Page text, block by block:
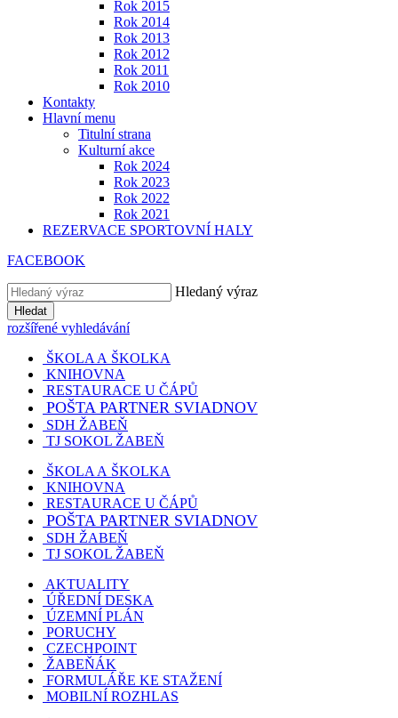
Rok 2015
Rok 2014
Rok 2013
Rok 2012
Rok 2011
Rok 2010
Kontakty
Hlavní menu
Titulní strana
Kulturní akce
Rok 2024
Rok 2023
Rok 2022
Rok 2021
REZERVACE SPORTOVNÍ HALY
FACEBOOK
Hledaný výraz
Hledat
rozšířené vyhledávání
ŠKOLA A ŠKOLKA
KNIHOVNA
RESTAURACE U ČÁPŮ
POŠTA PARTNER SVIADNOV
SDH ŽABEŇ
TJ SOKOL ŽABEŇ
ŠKOLA A ŠKOLKA
KNIHOVNA
RESTAURACE U ČÁPŮ
POŠTA PARTNER SVIADNOV
SDH ŽABEŇ
TJ SOKOL ŽABEŇ
AKTUALITY
ÚŘEDNÍ DESKA
ÚZEMNÍ PLÁN
PORUCHY
CZECHPOINT
ŽABEŇÁK
FORMULÁŘE KE STAŽENÍ
MOBILNÍ ROZHLAS